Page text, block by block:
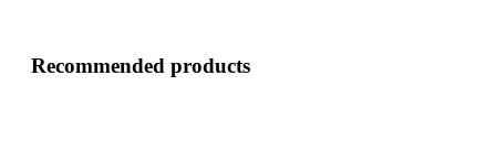
Recommended products